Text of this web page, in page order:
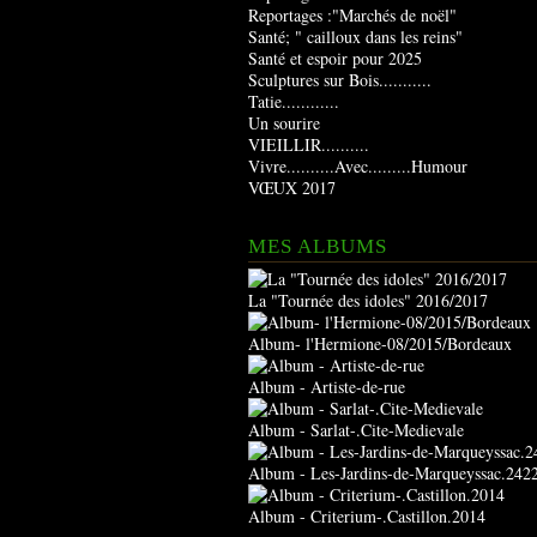
Reportages :"Marchés de noël"
Santé; " cailloux dans les reins"
Santé et espoir pour 2025
Sculptures sur Bois...........
Tatie............
Un sourire
VIEILLIR..........
Vivre..........Avec.........Humour
VŒUX 2017
MES ALBUMS
La "Tournée des idoles" 2016/2017
Album- l'Hermione-08/2015/Bordeaux
Album - Artiste-de-rue
Album - Sarlat-.Cite-Medievale
Album - Les-Jardins-de-
Album - Criterium-.Castillon.2014